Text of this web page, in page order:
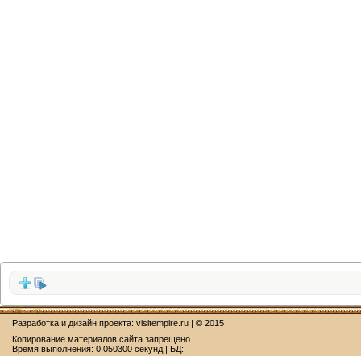
Разработка и дизайн проекта: visitempire.ru | © 2015
Копирование материалов сайта запрещено
Время выполнения: 0,050300 секунд | БД: